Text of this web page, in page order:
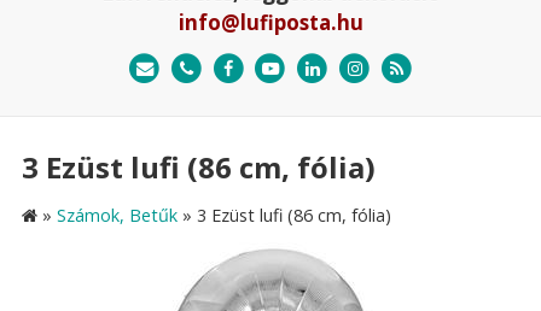
info@lufiposta.hu
3 Ezüst lufi (86 cm, fólia)
» Számok, Betűk » 3 Ezüst lufi (86 cm, fólia)